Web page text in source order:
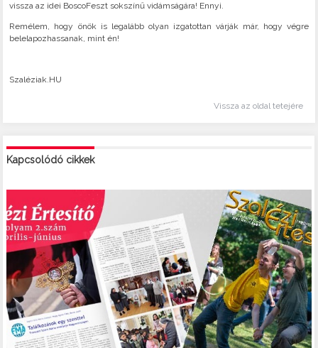
vissza az idei BoscoFeszt sokszínű vidámságára! Ennyi.
Remélem, hogy önök is legalább olyan izgatottan várják már, hogy végre
belelapozhassanak, mint én!
Szaléziak.HU
Vissza az oldal tetejére
Kapcsolódó cikkek